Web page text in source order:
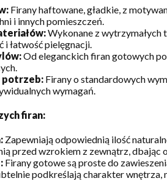
Firany haftowane, gładkie, z
i innych pomieszczeń.
Wykonane z wytrzymałych
i łatwość pielęgnacji.
Od eleganckich firan gotowych
potrzeb: Firany o standardowych
wymagań.
firan:
Zapewniają odpowiednią ilość
przed wzrokiem z zewnątrz, dbając
Firany gotowe są proste do
podkreślają charakter wnętrza,